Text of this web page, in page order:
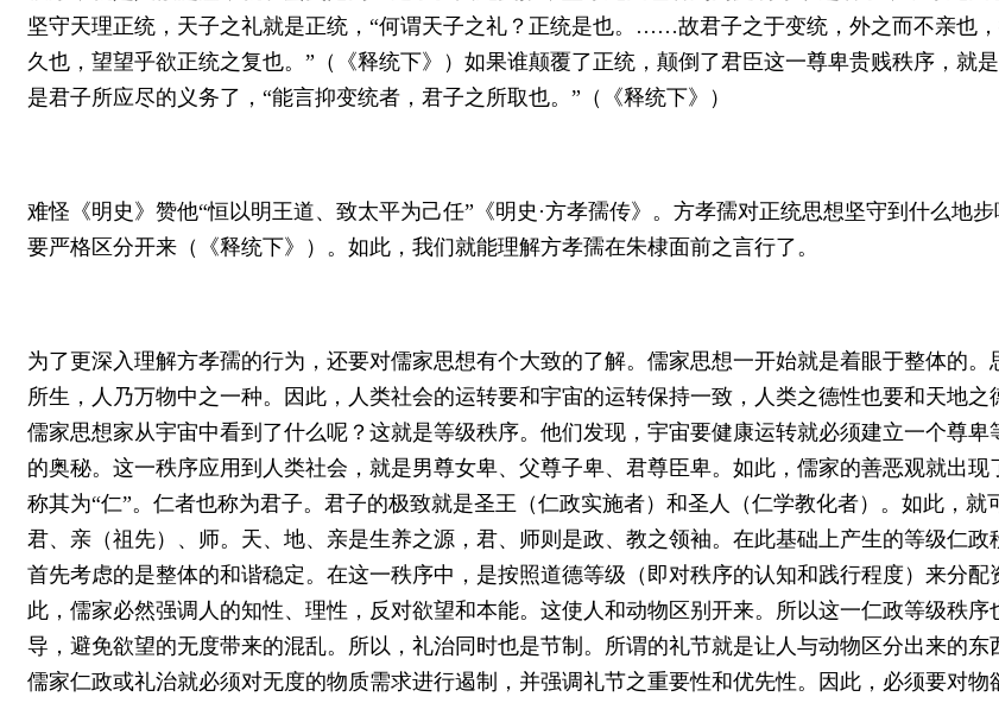
坚守天理正统，天子之礼就是正统，“何谓天子之礼？正统是也。……故君子之于变统，外之而不亲也
久也，望望乎欲正统之复也。”（《释统下》）如果谁颠覆了正统，颠倒了君臣这一尊卑贵贱秩序，就
是君子所应尽的义务了，“能言抑变统者，君子之所取也。”（《释统下》）
难怪《明史》赞他“恒以明王道、致太平为己任”《明史·方孝孺传》。方孝孺对正统思想坚守到什么地
要严格区分开来（《释统下》）。如此，我们就能理解方孝孺在朱棣面前之言行了。
为了更深入理解方孝孺的行为，还要对儒家思想有个大致的了解。儒家思想一开始就是着眼于整体的
所生，人乃万物中之一种。因此，人类社会的运转要和宇宙的运转保持一致，人类之德性也要和天地之
儒家思想家从宇宙中看到了什么呢？这就是等级秩序。他们发现，宇宙要健康运转就必须建立一个尊
的奥秘。这一秩序应用到人类社会，就是男尊女卑、父尊子卑、君尊臣卑。如此，儒家的善恶观就出
称其为“仁”。仁者也称为君子。君子的极致就是圣王（仁政实施者）和圣人（仁学教化者）。如此，就
君、亲（祖先）、师。天、地、亲是生养之源，君、师则是政、教之领袖。在此基础上产生的等级仁
首先考虑的是整体的和谐稳定。在这一秩序中，是按照道德等级（即对秩序的认知和践行程度）来分
此，儒家必然强调人的知性、理性，反对欲望和本能。这使人和动物区别开来。所以这一仁政等级秩
导，避免欲望的无度带来的混乱。所以，礼治同时也是节制。所谓的礼节就是让人与动物区分出来的东
儒家仁政或礼治就必须对无度的物质需求进行遏制，并强调礼节之重要性和优先性。因此，必须要对